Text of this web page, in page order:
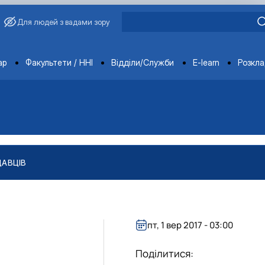
Для людей з вадами зору
Факультети / ННІ Відділи/Служби E-learn
пт, 1 вер 2017 - 03:00
Поділитися: